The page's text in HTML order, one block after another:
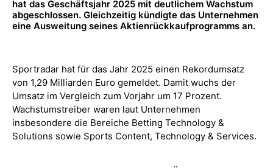
hat das Geschäftsjahr 2025 mit deutlichem Wachstum
abgeschlossen. Gleichzeitig kündigte das Unternehmen
eine Ausweitung seines Aktienrückkaufprogramms an.
Sportradar hat für das Jahr 2025 einen Rekordumsatz
von 1,29 Milliarden Euro gemeldet. Damit wuchs der
Umsatz im Vergleich zum Vorjahr um 17 Prozent.
Wachstumstreiber waren laut Unternehmen
insbesondere die Bereiche Betting Technology &
Solutions sowie Sports Content, Technology & Services.